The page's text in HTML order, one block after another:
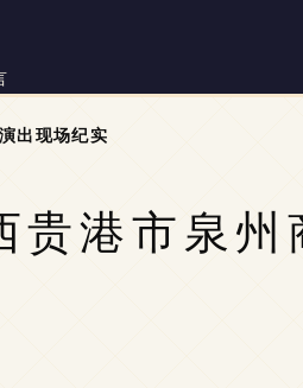
出现场纪实
港市泉州